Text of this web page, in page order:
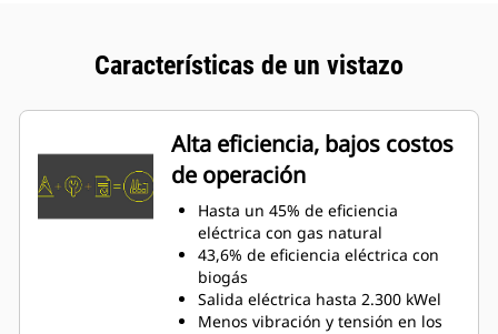
Características de un vistazo
Alta eficiencia, bajos costos
de operación
Hasta un 45% de eficiencia
eléctrica con gas natural
43,6% de eficiencia eléctrica con
biogás
Salida eléctrica hasta 2.300 kWel
Menos vibración y tensión en los